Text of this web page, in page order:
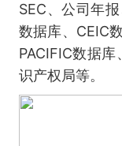
SEC、公司年
数据库、CEIC
PACIFIC数据
识产权局等。